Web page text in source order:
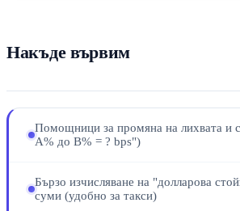
Накъде вървим
Помощници за промяна на лихвата и
A% до B% = ? bps")
Бързо изчисляване на "долларова
суми (удобно за такси)